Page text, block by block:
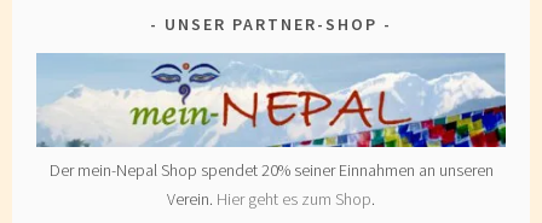
UNSER PARTNER-SHOP
Der mein-Nepal Shop spendet 20% seiner Einnahmen an unseren
Verein. Hier geht es zum Shop.